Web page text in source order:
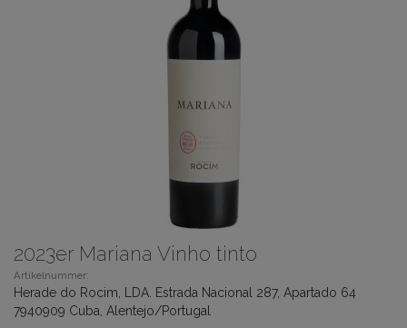
2023er Mariana Vinho tinto
Artikelnummer:
Herade do Rocim, LDA. Estrada Nacional 287, Apartado 64
7940909 Cuba, Alentejo/Portugal